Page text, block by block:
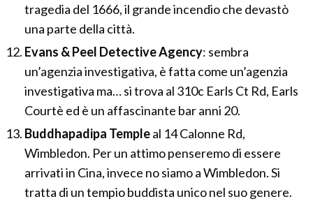
tragedia del 1666, il grande incendio che devastò
una parte della città.
Evans & Peel Detective Agency: sembra
un’agenzia investigativa, è fatta come un’agenzia
investigativa ma… si trova al 310c Earls Ct Rd, Earls
Courtè ed è un affascinante bar anni 20.
Buddhapadipa Templeal 14 Calonne Rd,
Wimbledon. Per un attimo penseremo di essere
arrivati in Cina, invece no siamo a Wimbledon. Si
tratta di un tempio buddista unico nel suo genere.